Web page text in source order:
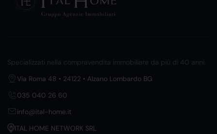
Specializzati nella compravendita immobiliare da più di 40 anni.
Via Roma 48 • 24122 • Alzano Lombardo BG
035 040 26 60
info@ital-home.it
ITAL HOME NETWORK SRL